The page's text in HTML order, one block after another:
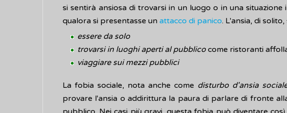
si sentirà ansiosa di trovarsi in un luogo o in una
qualora si presentasse un attacco di panico. L'ansia, di
essere da solo
trovarsi in luoghi aperti al pubblico come ristoranti
viaggiare sui mezzi pubblici
La fobia sociale, nota anche come disturbo d'ansia
provare l'ansia o addirittura la paura di parlare di fronte